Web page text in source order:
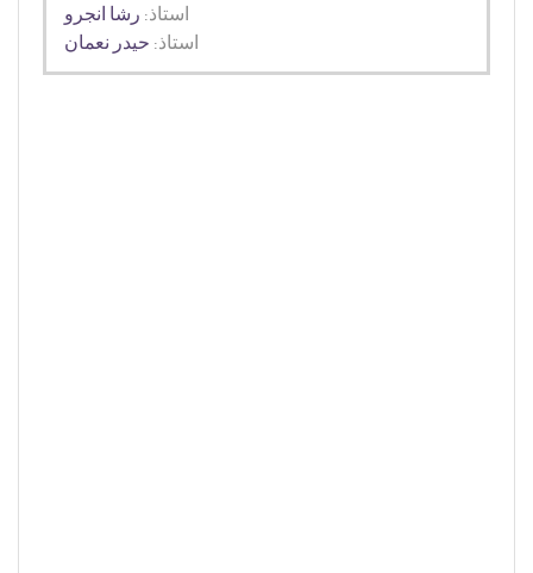
استاذ: رشا انجرو
استاذ: حيدر نعمان